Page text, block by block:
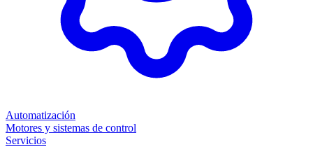
Automatización
Motores y sistemas de control
Servicios